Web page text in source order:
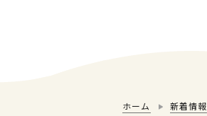
ホーム 新着情報